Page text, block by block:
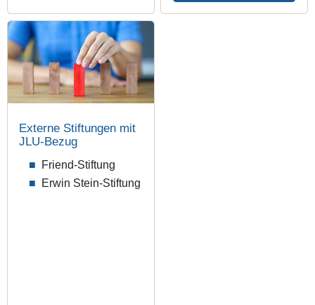
Externe Stiftungen mit
JLU-Bezug
Friend-Stiftung
Erwin Stein-Stiftung